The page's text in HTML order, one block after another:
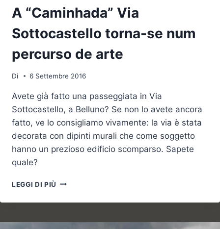
A “Caminhada” Via
Sottocastello torna-se num
percurso de arte
Di 6 Settembre 2016
Avete già fatto una passeggiata in Via
Sottocastello, a Belluno? Se non lo avete ancora
fatto, ve lo consigliamo vivamente: la via è stata
decorata con dipinti murali che come soggetto
hanno un prezioso edificio scomparso. Sapete
quale?
LEGGI DI PIÙ A
VIA
TORNA-